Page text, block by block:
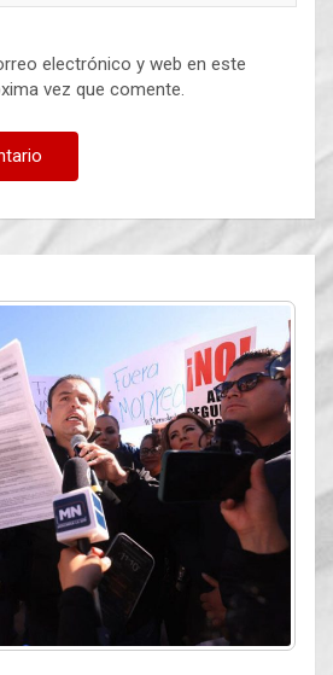
electrónico y web en este
vez que comente.